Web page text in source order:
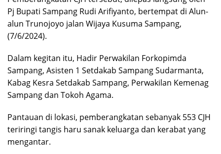
Pj Bupati Sampang Rudi Arifiyanto, bertempat di Alun-
alun Trunojoyo jalan Wijaya Kusuma Sampang,
(7/6/2024).
Dalam kegitan itu, Hadir Perwakilan Forkopimda
Sampang, Asisten 1 Setdakab Sampang Sudarmanta,
Kabag Kesra Setdakab Sampang, Perwakilan Kemenag
Sampang dan Tokoh Agama.
Pantauan di lokasi, pemberangkatan sebanyak 553 CJH
teriringi tangis haru sanak keluarga dan kerabat yang
mengantar.